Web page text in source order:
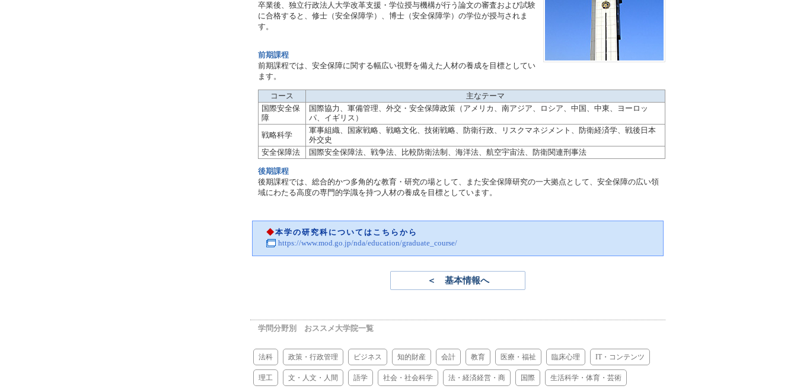
卒業後、独立行政法人大学改革支援・学位授与機構が行う論文の審査および試験
に合格すると、修士（安全保障学）、博士（安全保障学）の学位が授与されま
す。
前期課程
前期課程では、安全保障に関する幅広い視野を備えた人材の養成を目標としてい
ます。
コース
主なテーマ
国際安全保
障
国際協力、軍備管理、外交・安全保障政策（アメリカ、南アジア、ロシア、中国、中東、ヨーロッ
パ、イギリス）
戦略科学
軍事組織、国家戦略、戦略文化、技術戦略、防衛行政、リスクマネジメント、防衛経済学、戦後日本
外交史
安全保障法
国際安全保障法、戦争法、比較防衛法制、海洋法、航空宇宙法、防衛関連刑事法
後期課程
後期課程では、総合的かつ多角的な教育・研究の場として、また安全保障研究の一大拠点として、安全保障の広い領
域にわたる高度の専門的学識を持つ人材の養成を目標としています。
◆本学の研究科についてはこちらから
https://www.mod.go.jp/nda/education/graduate_course/
＜ 基本情報へ
学問分野別 おススメ大学院一覧
法科 政策・行政管理 ビジネス 知的財産 会計 教育 医療・福祉 臨床心理 IT・コンテンツ
理工 文・人文・人間 語学 社会・社会科学 法・経済経営・商 国際 生活科学・体育・芸術